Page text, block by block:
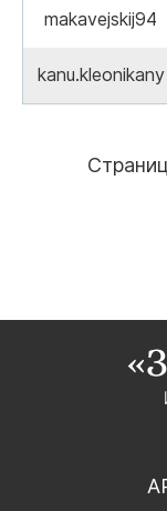
makavejskij94
kanu.kleonikany